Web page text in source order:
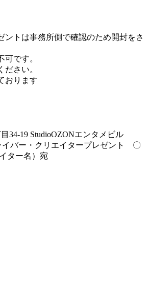
トは事務所側で確認のため開封をさ
です。
さい。
おります
34-19 StudioOZONエンタメビル
バー・クリエイタープレゼント 〇
ター名）宛